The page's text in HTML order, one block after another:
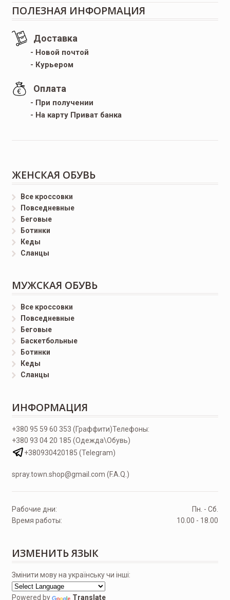
ПОЛЕЗНАЯ ИНФОРМАЦИЯ
Доставка
- Новой почтой
- Курьером
Оплата
- При получении
- На карту Приват банка
ЖЕНСКАЯ ОБУВЬ
Все кроссовки
Повседневные
Беговые
Ботинки
Кеды
Сланцы
МУЖСКАЯ ОБУВЬ
Все кроссовки
Повседневные
Беговые
Баскетбольные
Ботинки
Кеды
Сланцы
ИНФОРМАЦИЯ
Телефоны:
+380 95 59 60 353 (Граффити)
+380 93 04 20 185 (Одежда\Обувь)
+380930420185 (Telegram)
spray.town.shop@gmail.com (F.A.Q.)
Рабочие дни:
Пн. - Сб.
Время работы:
10.00 - 18.00
ИЗМЕНИТЬ ЯЗЫК
Змінити мову на українську чи інші:
Powered by Translate